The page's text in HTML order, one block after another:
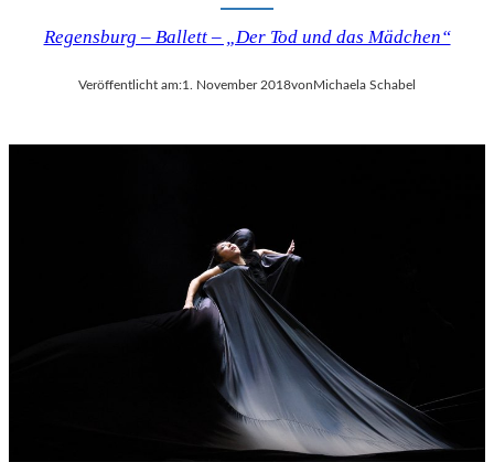
Regensburg – Ballett – „Der Tod und das Mädchen“
Veröffentlicht am:1. November 2018vonMichaela Schabel